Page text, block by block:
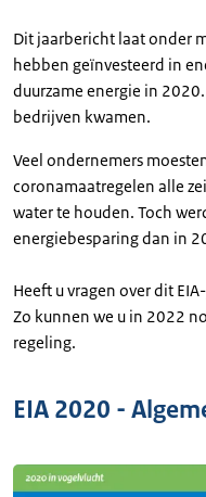
Dit jaarbericht laat onder
hebben geïnvesteerd in
duurzame energie in
bedrijven kwamen.
Veel ondernemers
coronamaatregelen alle
water te houden. Toch
energiebesparing dan in
Heeft u vragen over dit
Zo kunnen we u in 2022
regeling.
EIA 2020 -